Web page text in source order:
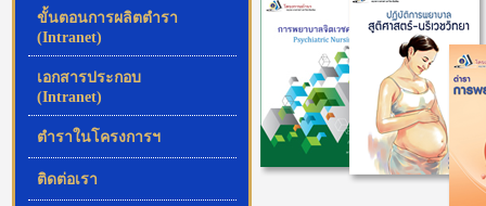
ขั้นตอนการผลิตตำรา
(Intranet)
เอกสารประกอบ
(Intranet)
ตำราในโครงการฯ
ติดต่อเรา